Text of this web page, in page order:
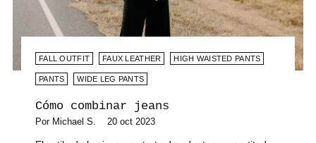
FALL OUTFIT FAUX LEATHER HIGH WAISTED PANTS
PANTS WIDE LEG PANTS
Cómo combinar jeans
Por Michael S. 20 oct 2023